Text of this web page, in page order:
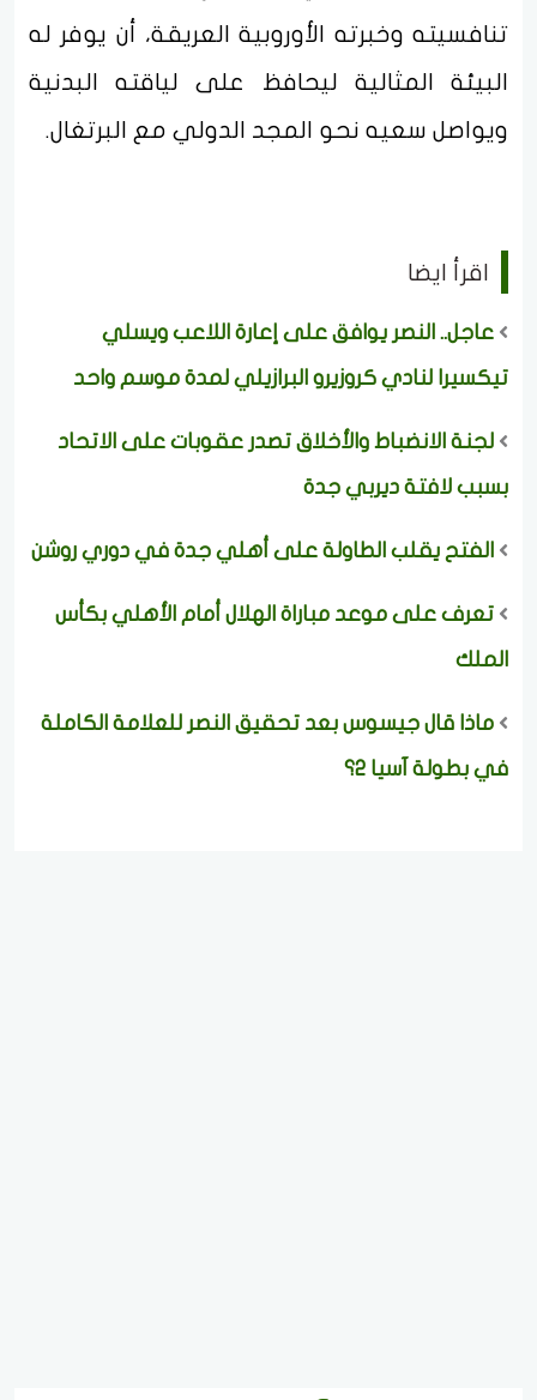
تنافسيته وخبرته الأوروبية العريقة، أن يوفر له
البيئة المثالية ليحافظ على لياقته البدنية
ويواصل سعيه نحو المجد الدولي مع البرتغال.
اقرأ ايضا
عاجل.. النصر يوافق على إعارة اللاعب ويسلي
تيكسيرا لنادي كروزيرو البرازيلي لمدة موسم واحد
لجنة الانضباط والأخلاق تصدر عقوبات على الاتحاد
بسبب لافتة ديربي جدة
الفتح يقلب الطاولة على أهلي جدة في دوري روشن
تعرف على موعد مباراة الهلال أمام الأهلي بكأس
الملك
ماذا قال جيسوس بعد تحقيق النصر للعلامة الكاملة
في بطولة آسيا 2؟